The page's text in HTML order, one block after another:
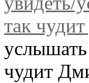
так
чудит